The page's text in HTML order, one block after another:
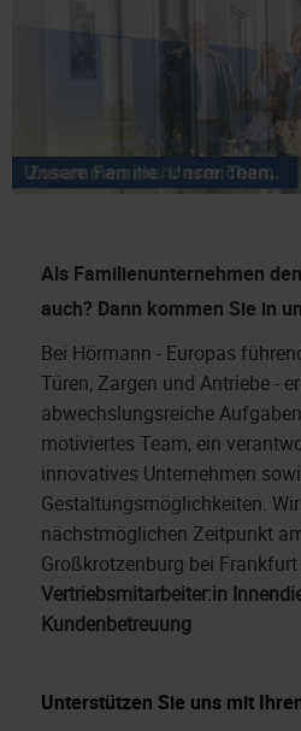
Als Familienunternehmen
auch? Dann kommen Sie in
Bei Hörmann - Europas
Türen, Zargen und Antriebe -
abwechslungsreiche
motiviertes Team, ein
innovatives Unternehmen
Gestaltungsmöglichkeiten.
nächstmöglichen Zeitpunkt
Großkrotzenburg bei
Vertriebsmitarbeiter:in
Kundenbetreuung
Unterstützen Sie uns mit